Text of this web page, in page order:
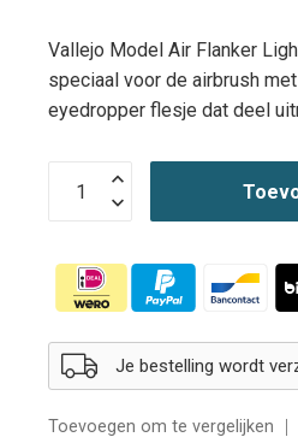
Vallejo Model Air Flanker
speciaal voor de airbrush
eyedropper flesje dat deel
Je bestelling wordt
Toevoegen om te vergelijken